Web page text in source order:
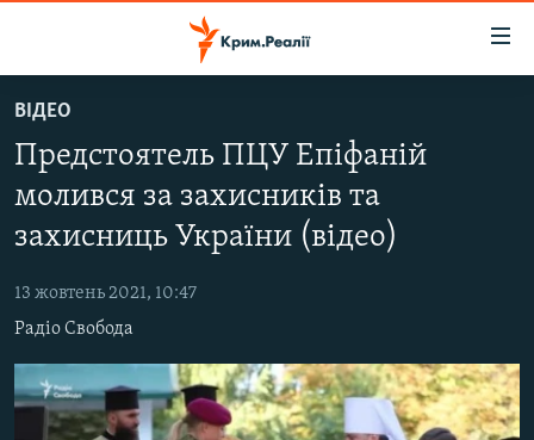
до
основного
матеріалу
до
навігації
Перейти
до
пошуку
НОВИНИ
ВОДА.КРИМ
ВІДЕО ТА ФОТО
БЛОГИ
ПОГЛЯД
ІНТЕРВ'Ю
ВСЕ ЗА ДЕНЬ
ВІДЕО
Предстоятель ПЦУ Епіфаній
молився за захисників та
захисниць України (відео)
13 жовтень 2021, 10:47
Радіо Свобода